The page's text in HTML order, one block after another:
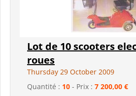
Lot de 10 scooters
roues
Thursday 29 October 2009
Quantité : 10 - Prix : 7 200,00 €